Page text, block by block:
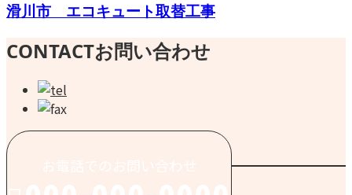
滑川市 エコキュート取替工事
CONTACTお問い合わせ